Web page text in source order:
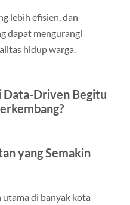
lebih efisien, dan
dapat mengurangi
hidup warga.
Data-Driven Begitu
yang Semakin
utama di banyak kota